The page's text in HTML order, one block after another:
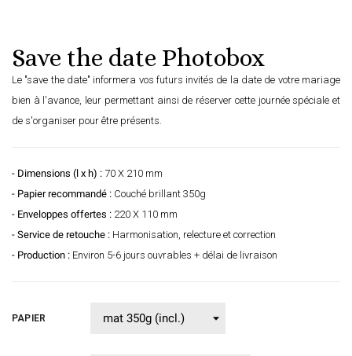
Save the date Photobox
Le "save the date" informera vos futurs invités de la date de votre mariage
bien à l'avance, leur permettant ainsi de réserver cette journée spéciale et
de s'organiser pour être présents.
- Dimensions (l x h) : 70 X 210 mm
- Papier recommandé : Couché brillant 350g
- Enveloppes offertes : 220 X 110 mm
- Service de retouche : Harmonisation, relecture et correction
- Production : Environ 5-6 jours ouvrables + délai de livraison
PAPIER